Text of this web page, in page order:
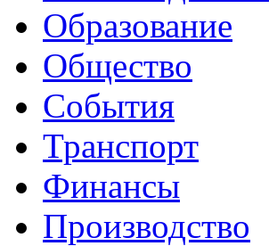
Образование
Общество
События
Транспорт
Финансы
Производство